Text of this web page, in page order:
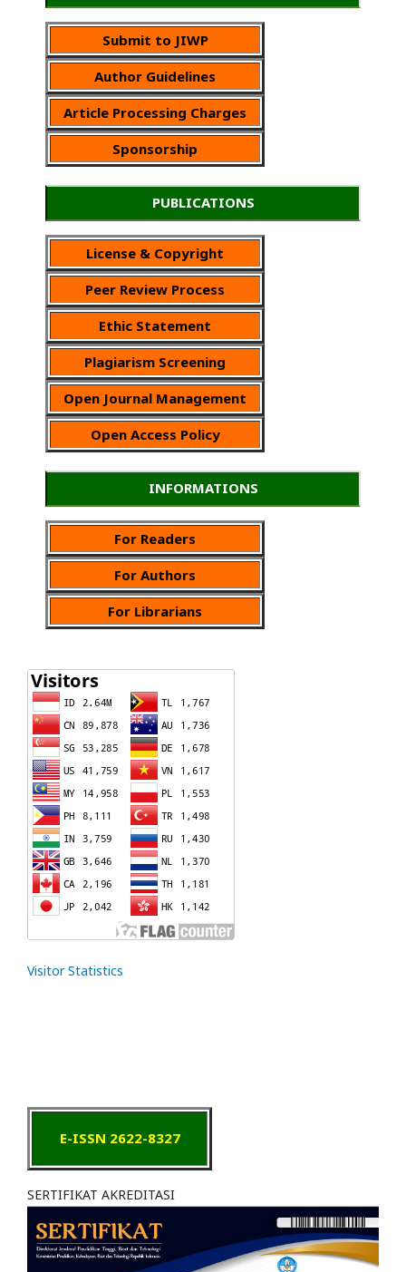
Submit to JIWP
Author Guidelines
Article Processing Charges
Sponsorship
PUBLICATIONS
License & Copyright
Peer Review Process
Ethic Statement
Plagiarism Screening
Open Journal Management
Open Access Policy
INFORMATIONS
For Readers
For Authors
For Librarians
Visitor Statistics
E-ISSN 2622-8327
SERTIFIKAT AKREDITASI